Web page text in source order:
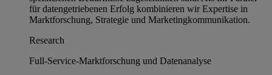
für datengetriebenen Erfolg kombinieren wir Expertise in
Marktforschung, Strategie und Marketingkommunikation.
Research
Full-Service-Marktforschung und Datenanalyse